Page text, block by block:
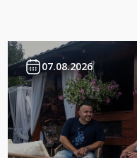
07.08.2026